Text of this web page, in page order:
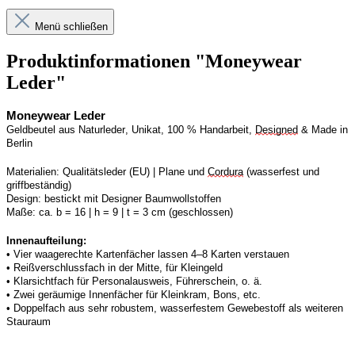
Menü schließen
Produktinformationen "Moneywear
Leder"
Moneywear Leder
Geldbeutel aus Naturleder, Unikat, 100 % Handarbeit, Designed & Made in
Berlin
Materialien: Qualitätsleder (EU) | Plane und Cordura (wasserfest und
griffbeständig)
Design: bestickt mit Designer Baumwollstoffen
Maße: ca. b = 16 | h = 9 | t = 3 cm (geschlossen)
Innenaufteilung:
• Vier waagerechte Kartenfächer lassen 4–8 Karten verstauen
• Reißverschlussfach in der Mitte, für Kleingeld
• Klarsichtfach für Personalausweis, Führerschein, o. ä.
• Zwei geräumige Innenfächer für Kleinkram, Bons, etc.
• Doppelfach aus sehr robustem, wasserfestem Gewebestoff als weiteren
Stauraum